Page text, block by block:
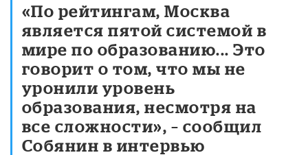
«По рейтингам, Москва
является пятой системой в
мире по образованию... Это
говорит о том, что мы не
уронили уровень
образования, несмотря на
все сложности», – сообщил
Собянин в интервью